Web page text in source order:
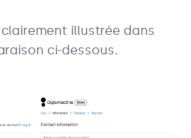
illustrée dans
ci-dessous.